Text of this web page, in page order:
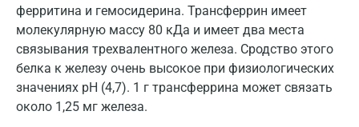
ферритина и гемосидерина. Трансферрин имеет
молекулярную массу 80 кДа и имеет два места
связывания трехвалентного железа. Сродство этого
белка к железу очень высокое при физиологических
значениях рН (4,7). 1 г трансферрина может связать
около 1,25 мг железа.
Иваново
Ивантеевка
Ижевск
Истра